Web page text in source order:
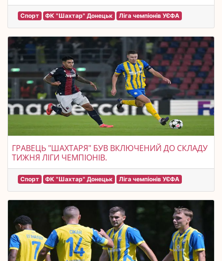
Спорт ФК "Шахтар" Донецьк Ліга чемпіонів УЄФА
ГРАВЕЦЬ "ШАХТАРЯ" БУВ ВКЛЮЧЕНИЙ ДО СКЛАДУ
ТИЖНЯ ЛІГИ ЧЕМПІОНІВ.
Спорт ФК "Шахтар" Донецьк Ліга чемпіонів УЄФА